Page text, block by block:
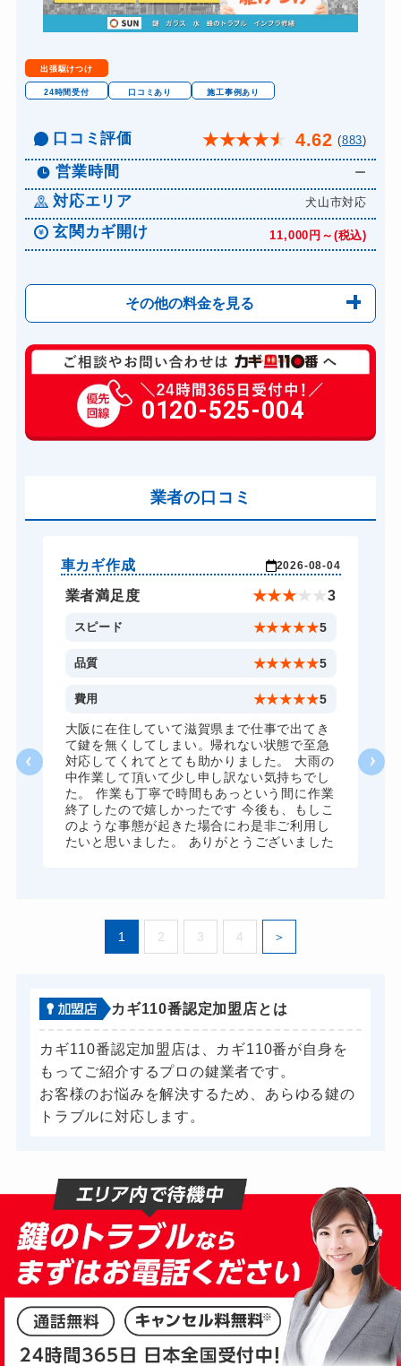
金庫カギ開け 3,300円～(税込)
金庫カギ修理
金庫カギ交換
ドアノブカギ開け
ドアノブカギ作成 ―
ドアノブカギ交換 ―
出張駆けつけ
24時間受付 口コミあり 施工事例あり
口コミ評価 ★★★★★ 4.62 (883)
営業時間 ー
対応エリア 犬山市対応
玄関カギ開け 11,000円～(税込)
その他の料金を見る
玄関カギ修理 6,600円～(税込)
玄関カギ作成 14,300円～(税込)
玄関カギ交換 14,300円～(税込)
バイクカギ開け
スーツケースカギ開け 8,800円～(税込)
スーツケースカギ作成 8,800円～(税込)
金庫カギ開け 14,300円～(税込)
金庫カギ修理 11,000円～(税込)
11,000円～(税込)
8,800円～(税込)
ドアノブカギ開け 10,780円～(税込)
ドアノブカギ作成 8,800円～(税込)
ドアノブカギ交換 11,000円～(税込)
0120-525-004
業者の口コミ
車カギ作成 2026-08-04
業者満足度 ★★★ ★ ★3
スピード ★★★★★5
品質 ★★★★★5
費用 ★★★★★5
大阪に在住していて滋賀県まで仕事で出てき
て鍵を無くしてしまい。帰れない状態で至急
対応してくれてとても助かりました。 大雨の
中作業して頂いて少し申し訳ない気持ちでし
た。 作業も丁寧で時間もあっという間に作業
終了したので嬉しかったです 今後も、もしこ
のような事態が起きた場合にわ是非ご利用し
たいと思いました。 ありがとうございました
1 2 3 4
カギ110番認定加盟店とは
カギ110番認定加盟店は、カギ110番が自身を
もってご紹介するプロの鍵業者です。
お客様のお悩みを解決するため、あらゆる鍵の
トラブルに対応します。